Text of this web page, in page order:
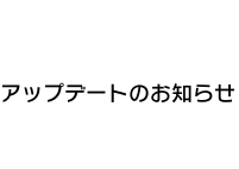
アップデートのお知ら